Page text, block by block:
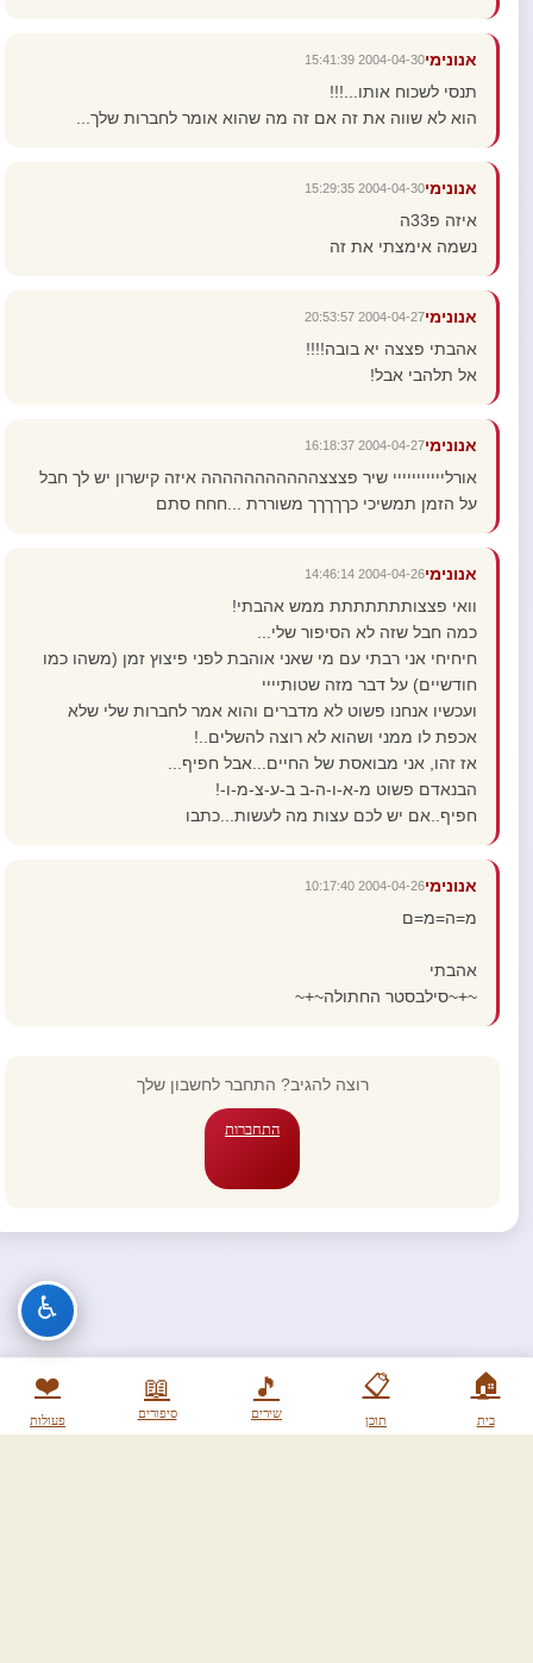
🏠
בית
📋
תוכן
🎵
שירים
📖
סיפורים
❤️
פעולות
אנונימי2004-04-30 15:41:39
תנסי לשכוח אותו...!!!
הוא לא שווה את זה אם זה מה שהוא אומר לחברות שלך...
אנונימי2004-04-30 15:29:35
איזה פ33ה
נשמה אימצתי את זה
אנונימי2004-04-27 20:53:57
אהבתי פצצה יא בובה!!!!
אל תלהבי אבל!
אנונימי2004-04-27 16:18:37
אורלייייייייייי שיר פצצצההההההההההה איזה קישרון יש לך חבל
על הזמן תמשיכי כךךךךך משוררת ...חחח סתם
אנונימי2004-04-26 14:46:14
וואי פצצותתתתתתת ממש אהבתי!
כמה חבל שזה לא הסיפור שלי...
חיחיחי אני רבתי עם מי שאני אוהבת לפני פיצוץ זמן (משהו כמו
חודשיים) על דבר מזה שטותיייי
ועכשיו אנחנו פשוט לא מדברים והוא אמר לחברות שלי שלא
אכפת לו ממני ושהוא לא רוצה להשלים..!
אז זהו, אני מבואסת של החיים...אבל חפיף...
הבנאדם פשוט מ-א-ו-ה-ב ב-ע-צ-מ-ו-!
חפיף..אם יש לכם עצות מה לעשות...כתבו
אנונימי2004-04-26 10:17:40
מ=ה=מ=ם
אהבתי
~+~סילבסטר החתולה~+~
רוצה להגיב? התחבר לחשבון שלך
התחברות
♿